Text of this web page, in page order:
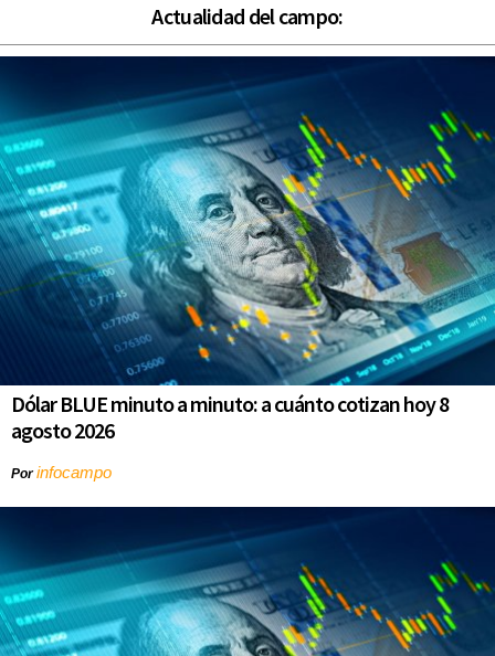
Actualidad del campo:
Dólar BLUE minuto a minuto: a cuánto cotizan hoy 8
agosto 2026
Porinfocampo